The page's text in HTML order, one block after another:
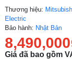
Thương hiệu:
Electric
Bảo hành: Nhật Bản
8,490,000
Giá đã bao gồm